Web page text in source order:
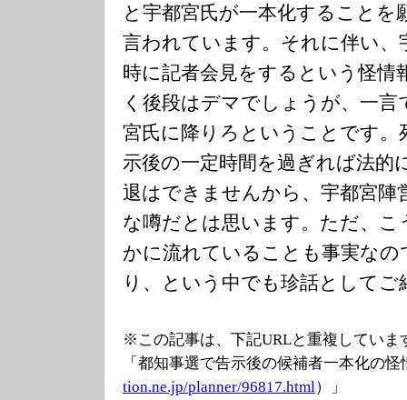
と宇都宮氏が一本化することを
言われています。それに伴い、
時に記者会見をするという怪情
く後段はデマでしょうが、一
宮氏に降りろということです。
示後の一定時間を過ぎれば法的
退はできませんから、宇都宮陣
な噂だとは思います。ただ、
かに流れていることも事実な
り、という中でも珍話としてご
※この記事は、下記URLと重複していま
「都知事選で告示後の候補者一本化の怪
tion.ne.jp/planner/96817.html ）」